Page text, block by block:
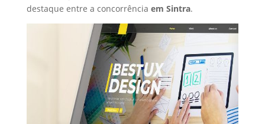
destaque entre a concorrência em Sintra.